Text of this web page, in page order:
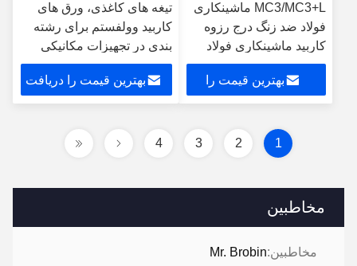
مخاطبین
مخاطبین:Mr. Brobin
MC3/MC3+L ماشینکاری
فولاد ضد زنگ درج رزوه
کاربید ماشینکاری فولاد
ضد زنگ مقاومت در برابر
حرارت بهترین قیمت را
تیغه های کاغذی، ورق های
کاربید وولفستم برای رشته
بندی در تجهیزات مکانیکی
بهترین قیمت را دریافت
1
2
3
4